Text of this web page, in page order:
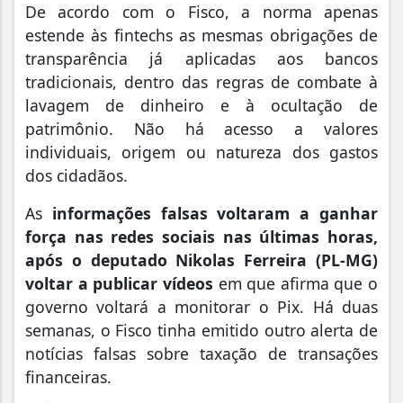
De acordo com o Fisco, a norma apenas
estende às fintechs as mesmas obrigações de
transparência já aplicadas aos bancos
tradicionais, dentro das regras de combate à
lavagem de dinheiro e à ocultação de
patrimônio. Não há acesso a valores
individuais, origem ou natureza dos gastos
dos cidadãos.
As informações falsas voltaram a ganhar
força nas redes sociais nas últimas horas,
após o deputado Nikolas Ferreira (PL-MG)
voltar a publicar vídeos em que afirma que o
governo voltará a monitorar o Pix. Há duas
semanas, o Fisco tinha emitido outro alerta de
notícias falsas sobre taxação de transações
financeiras.